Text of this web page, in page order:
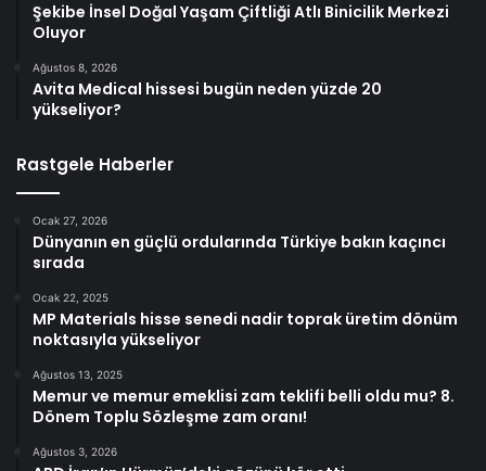
Şekibe İnsel Doğal Yaşam Çiftliği Atlı Binicilik Merkezi
Oluyor
Ağustos 8, 2026
Avita Medical hissesi bugün neden yüzde 20
yükseliyor?
Rastgele Haberler
Ocak 27, 2026
Dünyanın en güçlü ordularında Türkiye bakın kaçıncı
sırada
Ocak 22, 2025
MP Materials hisse senedi nadir toprak üretim dönüm
noktasıyla yükseliyor
Ağustos 13, 2025
Memur ve memur emeklisi zam teklifi belli oldu mu? 8.
Dönem Toplu Sözleşme zam oranı!
Ağustos 3, 2026